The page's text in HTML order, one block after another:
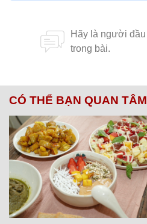
CÓ THỂ BẠN QUAN TÂM